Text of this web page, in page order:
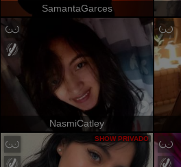
SamantaGarces
NasmiCatley
SHOW PRIVADO